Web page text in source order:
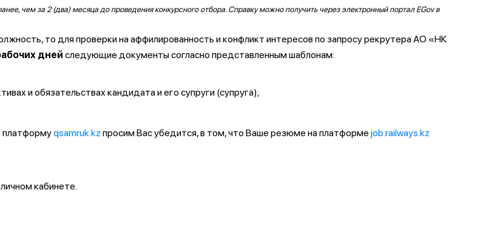
чем за 2 (два) месяца до проведения конкурсного отбора. Справку можно получить через электронный портал EGov в
то для проверки на аффилированность и конфликт интересов по запросу рекрутера АО «НК
дней следующие документы согласно представленным шаблонам:
и обязательствах кандидата и его супруги (супруга);
платформуqsamruk.kz просим Вас убедится, в том, что Ваше резюме на платформе job.railways.kz
кабинете.